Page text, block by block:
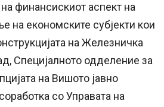
финансискиот аспект на
на економските субјекти кои
на Железничка
Специјалното одделение за
на Вишото јавно
со Управата на